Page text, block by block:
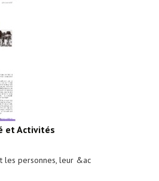
et Activités
les personnes, leur &ac